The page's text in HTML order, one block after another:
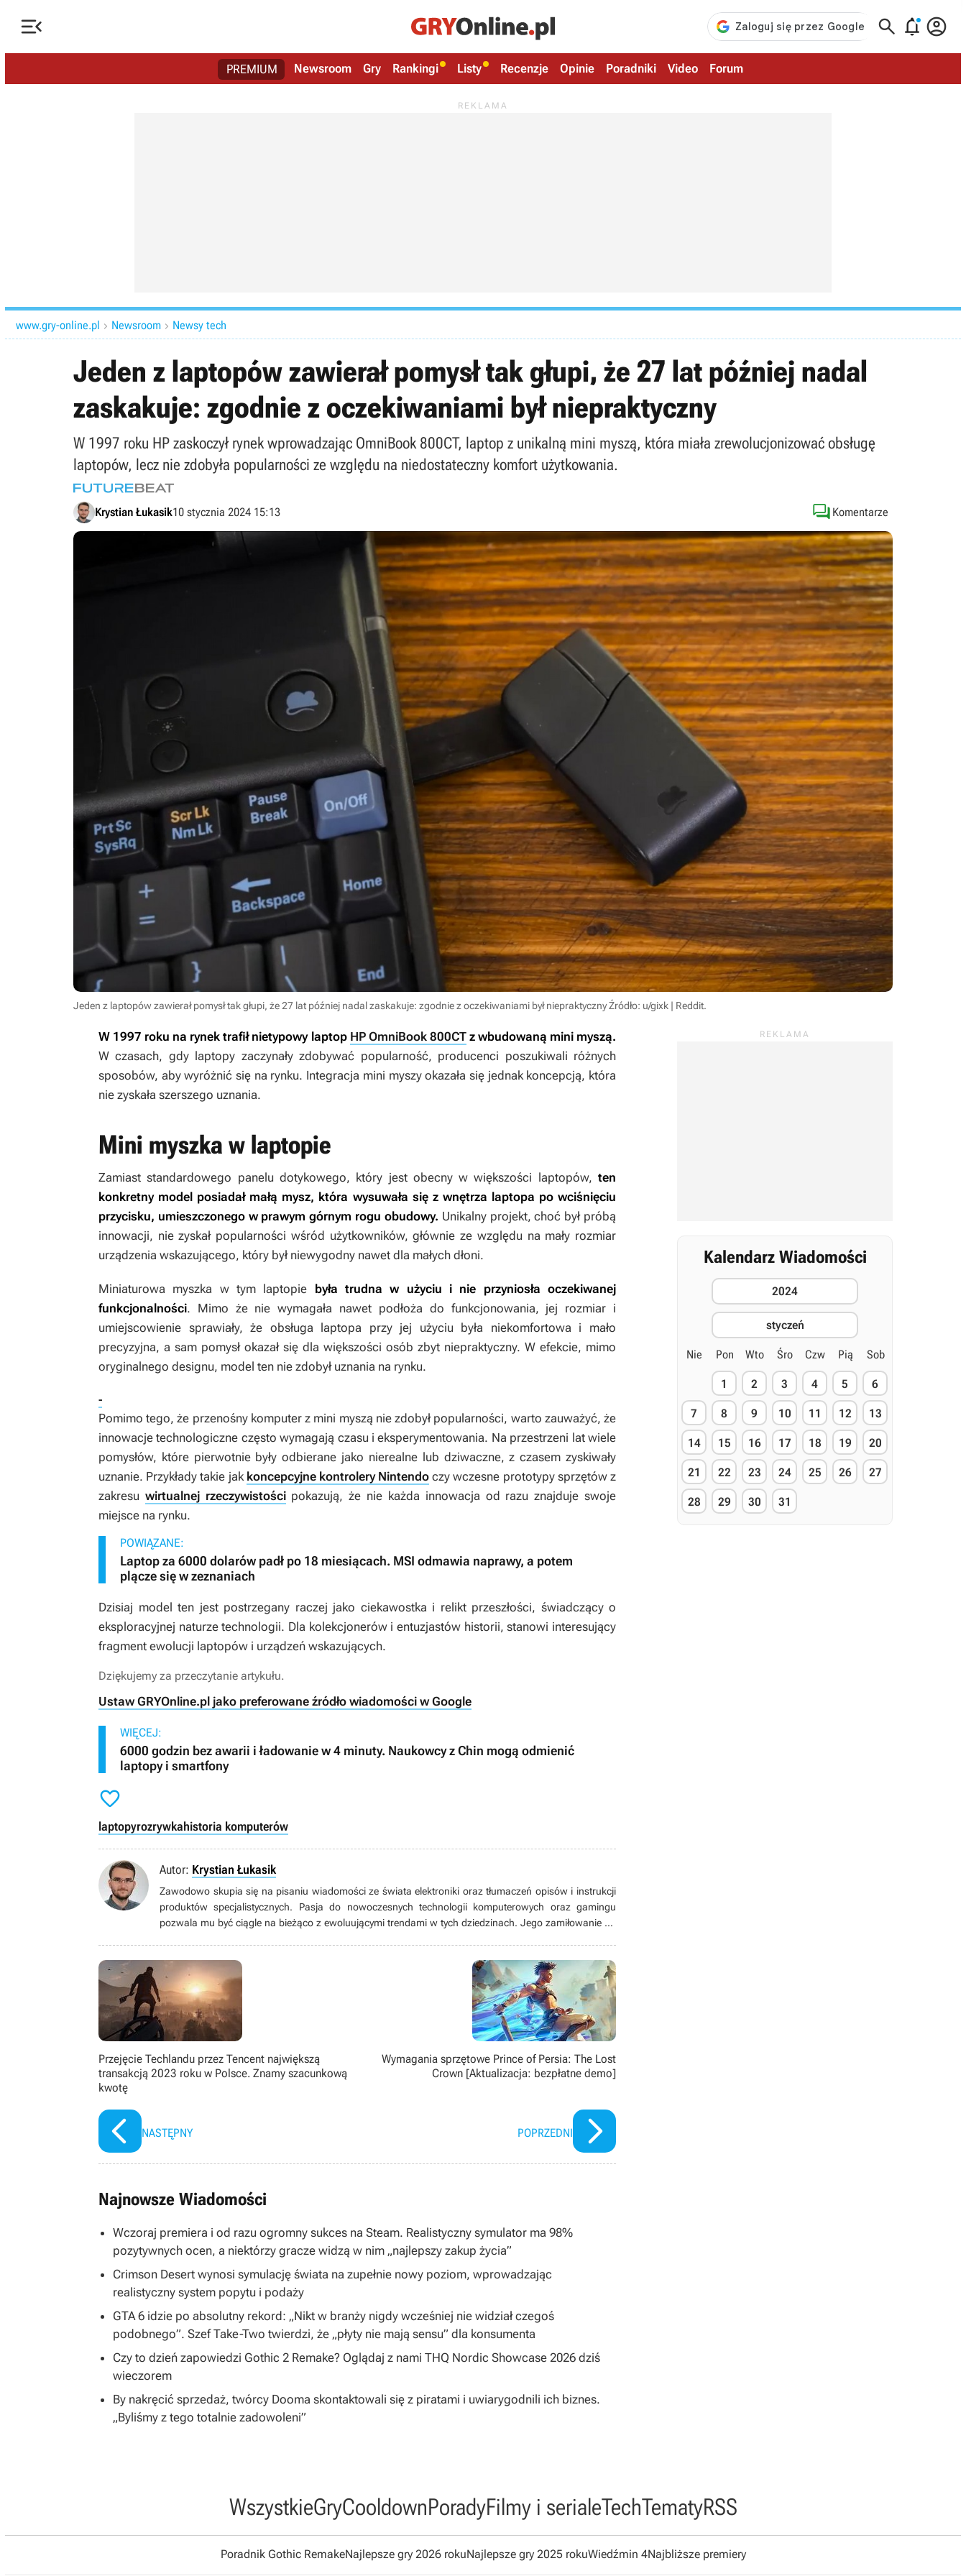
   
PREMIUM Newsroom Gry Rankingi Listy Recenzje Opinie Poradniki Video Forum
www.gry-online.pl  Newsroom  Newsy tech
Jeden z laptopów zawierał pomysł tak głupi, że 27 lat później nadal
zaskakuje: zgodnie z oczekiwaniami był niepraktyczny
W 1997 roku HP zaskoczył rynek wprowadzając OmniBook 800CT, laptop z unikalną mini myszą, która miała zrewolucjonizować obsługę
laptopów, lecz nie zdobyła popularności ze względu na niedostateczny komfort użytkowania.
Krystian Łukasik10 stycznia 2024 15:13  Komentarze
Jeden z laptopów zawierał pomysł tak głupi, że 27 lat później nadal zaskakuje: zgodnie z oczekiwaniami był niepraktycznyŹródło: u/gixk | Reddit.
W 1997 roku na rynek trafił nietypowy laptop HP OmniBook 800CT z wbudowaną mini myszą.
W czasach, gdy laptopy zaczynały zdobywać popularność, producenci poszukiwali różnych
sposobów, aby wyróżnić się na rynku. Integracja mini myszy okazała się jednak koncepcją, która
nie zyskała szerszego uznania.
Mini myszka w laptopie
Zamiast standardowego panelu dotykowego, który jest obecny w większości laptopów, ten
konkretny model posiadał małą mysz, która wysuwała się z wnętrza laptopa po wciśnięciu
przycisku, umieszczonego w prawym górnym rogu obudowy. Unikalny projekt, choć był próbą
innowacji, nie zyskał popularności wśród użytkowników, głównie ze względu na mały rozmiar
urządzenia wskazującego, który był niewygodny nawet dla małych dłoni.
Miniaturowa myszka w tym laptopie była trudna w użyciu i nie przyniosła oczekiwanej
funkcjonalności. Mimo że nie wymagała nawet podłoża do funkcjonowania, jej rozmiar i
umiejscowienie sprawiały, że obsługa laptopa przy jej użyciu była niekomfortowa i mało
precyzyjna, a sam pomysł okazał się dla większości osób zbyt niepraktyczny. W efekcie, mimo
oryginalnego designu, model ten nie zdobył uznania na rynku.
-
Pomimo tego, że przenośny komputer z mini myszą nie zdobył popularności, warto zauważyć, że
innowacje technologiczne często wymagają czasu i eksperymentowania. Na przestrzeni lat wiele
pomysłów, które pierwotnie były odbierane jako nierealne lub dziwaczne, z czasem zyskiwały
uznanie. Przykłady takie jak koncepcyjne kontrolery Nintendo czy wczesne prototypy sprzętów z
zakresu wirtualnej rzeczywistościpokazują, że nie każda innowacja od razu znajduje swoje
miejsce na rynku.
POWIĄZANE:
Laptop za 6000 dolarów padł po 18 miesiącach. MSI odmawia naprawy, a potem
plącze się w zeznaniach
Dzisiaj model ten jest postrzegany raczej jako ciekawostka i relikt przeszłości, świadczący o
eksploracyjnej naturze technologii. Dla kolekcjonerów i entuzjastów historii, stanowi interesujący
fragment ewolucji laptopów i urządzeń wskazujących.
Dziękujemy za przeczytanie artykułu.
Ustaw GRYOnline.pl jako preferowane źródło wiadomości w Google
WIĘCEJ:
6000 godzin bez awarii i ładowanie w 4 minuty. Naukowcy z Chin mogą odmienić
laptopy i smartfony

laptopyrozrywkahistoria komputerów
Autor: Krystian Łukasik
Zawodowo skupia się na pisaniu wiadomości ze świata elektroniki oraz tłumaczeń opisów i instrukcji
produktów specjalistycznych. Pasja do nowoczesnych technologii komputerowych oraz gamingu
pozwala mu być ciągle na bieżąco z ewoluującymi trendami w tych dziedzinach. Jego zamiłowanie do
Przejęcie Techlandu przez Tencent największą
transakcją 2023 roku w Polsce. Znamy szacunkową
kwotę
NASTĘPNY
Wymagania sprzętowe Prince of Persia: The Lost
Crown [Aktualizacja: bezpłatne demo]
POPRZEDNI
Najnowsze Wiadomości
Wczoraj premiera i od razu ogromny sukces na Steam. Realistyczny symulator ma 98%
pozytywnych ocen, a niektórzy gracze widzą w nim „najlepszy zakup życia”
Crimson Desert wynosi symulację świata na zupełnie nowy poziom, wprowadzając
realistyczny system popytu i podaży
GTA 6 idzie po absolutny rekord: „Nikt w branży nigdy wcześniej nie widział czegoś
podobnego”. Szef Take-Two twierdzi, że „płyty nie mają sensu” dla konsumenta
Czy to dzień zapowiedzi Gothic 2 Remake? Oglądaj z nami THQ Nordic Showcase 2026 dziś
wieczorem
By nakręcić sprzedaż, twórcy Dooma skontaktowali się z piratami i uwiarygodnili ich biznes.
„Byliśmy z tego totalnie zadowoleni”
Kalendarz Wiadomości
2024
styczeń
Nie Pon Wto Śro Czw Pią Sob
1 2 3 4 5 6
7 8 9 10 11 12 13
14 15 16 17 18 19 20
21 22 23 24 25 26 27
28 29 30 31
WszystkieGryCooldownPoradyFilmy i serialeTechTematyRSS
Poradnik Gothic RemakeNajlepsze gry 2026 rokuNajlepsze gry 2025 rokuWiedźmin 4Najbliższe premiery